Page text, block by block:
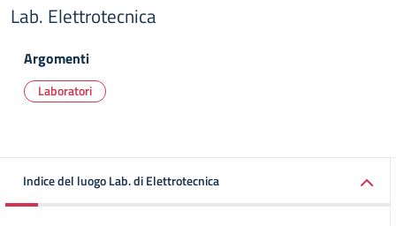
Lab. Elettrotecnica
Argomenti
Laboratori
Indice del luogo Lab. di Elettrotecnica